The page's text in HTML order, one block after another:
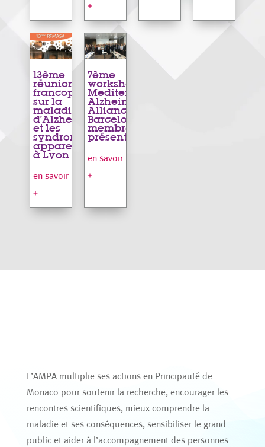
+
13ème
réunion
francophone
sur la
maladie
d’Alzheimer
et les
syndromes
apparentés
à Lyon
en savoir
+
7ème
workshop de la
Mediterranean
Alzheimer
Alliance à
Barcelone : 33
membres
présents !
en savoir
+
L’AMPA multiplie ses actions en Principauté de
Monaco pour soutenir la recherche, encourager les
rencontres scientifiques, mieux comprendre la
maladie et ses conséquences, sensibiliser le grand
public et aider à l’accompagnement des personnes